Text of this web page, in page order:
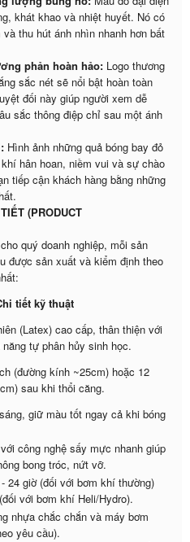
khát khao và nhiệt huyết. Nó có
thu hút ánh nhìn nhanh hơn bất
phản hoàn hảo: Logo thương
sắc nét sẽ nổi bật hoàn toàn
đối này giúp người xem dễ
sắc thông điệp chỉ sau một ánh
Hình ảnh những quả bóng bay đỏ
hân hoan, niềm vui và sự chào
tiếp cận khách hàng bằng những
(PRODUCT
quý doanh nghiệp, mỗi sản
được sản xuất và kiểm định theo
tiết kỹ thuật
(Latex) cao cấp, thân thiện với
tự phân hủy sinh học.
(đường kính ~25cm) hoặc 12
sau khi thổi căng.
giữ màu tốt ngay cả khi bóng
công nghệ sấy mực nhanh giúp
bong tróc, nứt vỡ.
24 giờ (đối với bơm khí thường)
với bơm khí Heli/Hydro).
nhựa chắc chắn và máy bơm
yêu cầu).